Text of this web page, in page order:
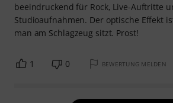
beeindruckend für Rock, Live-Auftritte
Studioaufnahmen. Der optische Effekt
man am Schlagzeug sitzt. Prost!
1 0 BEWERTUNG MELDEN